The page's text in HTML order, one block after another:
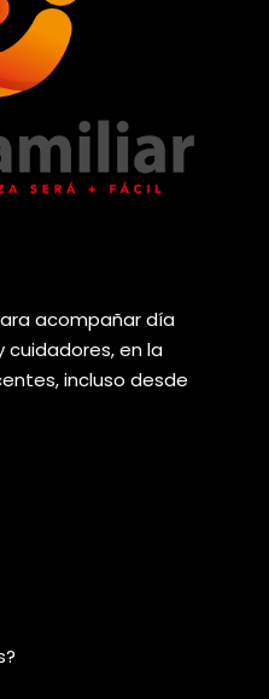
acompañar día
cuidadores, en la
incluso desde